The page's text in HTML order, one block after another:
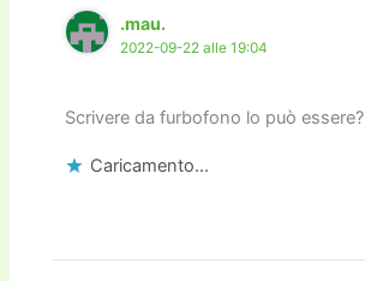
.mau.
2022-09-22 alle 19:04
Scrivere da furbofono lo può essere?
Caricamento...